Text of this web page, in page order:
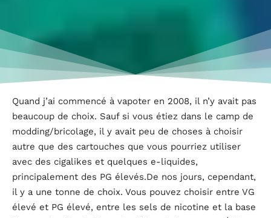
Quand j’ai commencé à vapoter en 2008, il n’y avait pas
beaucoup de choix. Sauf si vous étiez dans le camp de
modding/bricolage, il y avait peu de choses à choisir
autre que des cartouches que vous pourriez utiliser
avec des cigalikes et quelques e-liquides,
principalement des PG élevés.De nos jours, cependant,
il y a une tonne de choix. Vous pouvez choisir entre VG
élevé et PG élevé, entre les sels de nicotine et la base